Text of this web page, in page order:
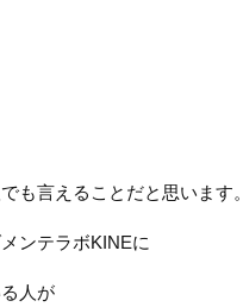
も言えることだと思います。
ンテラボKINEに
人が